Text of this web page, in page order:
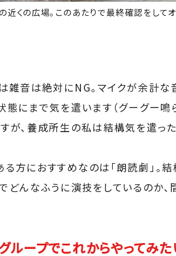
近くの広場。このあたりで最終確認をして
雑音は絶対にNG。マイクが余計
態にまで気を遣います（グーグー
が、養成所生の私は結構気を遣った
方におすすめなのは「朗読劇」。
どんなふうに演技をしているのか、
ループでこれからやってみた